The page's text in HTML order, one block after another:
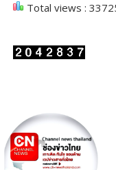
Total views :